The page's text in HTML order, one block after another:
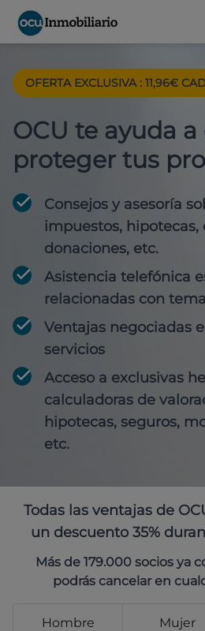
OFERTA EXCLUSIVA : 11,96€
OCU te ayuda
proteger tus
Consejos y asesoría
impuestos, hipotecas,
donaciones, etc.
Asistencia telefónica
relacionadas con
Ventajas negociadas
servicios
Acceso a exclusivas
calculadoras de
hipotecas, seguros,
etc.
Todas las ventajas de
un descuento 35%
Más de 179.000 socios ya
podrás cancelar en
Hombre Mujer